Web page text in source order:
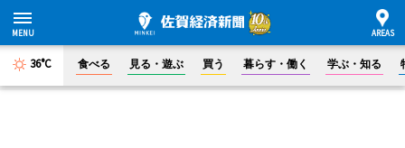
36°C 食べる 見る・遊ぶ 買う 暮らす・働く 学ぶ・知る